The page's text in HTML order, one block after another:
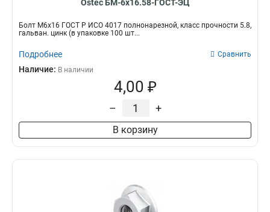
Ostec БМ-6х16.58-ГОСТ-ЭЦ
Болт М6х16 ГОСТ Р ИСО 4017 полнонарезной, класс прочности 5.8,
гальван. цинк (в упаковке 100 шт...
Подробнее Сравнить
Наличие: В наличии
4,00 ₽
– +
В корзину